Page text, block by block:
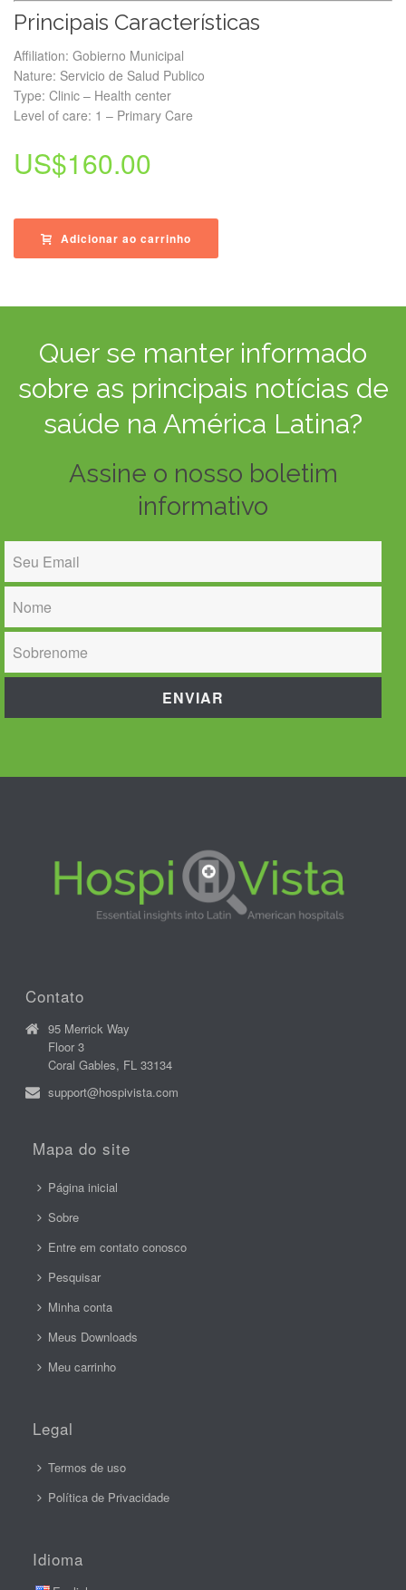
Principais Características
Affiliation: Gobierno Municipal
Nature: Servicio de Salud Publico
Type: Clinic – Health center
Level of care: 1 – Primary Care
US$160.00
Adicionar ao carrinho
Quer se manter informado
sobre as principais notícias de
saúde na América Latina?
Assine o nosso boletim
informativo
Contato
95 Merrick Way
Floor 3
Coral Gables, FL 33134
support@hospivista.com
Mapa do site
Página inicial
Sobre
Entre em contato conosco
Pesquisar
Minha conta
Meus Downloads
Meu carrinho
Legal
Termos de uso
Política de Privacidade
Idioma